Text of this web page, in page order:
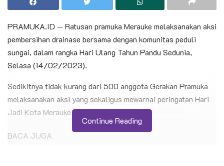
PRAMUKA.ID — Ratusan pramuka Merauke melaksanakan aksi
pembersihan drainase bersama dengan komunitas peduli
sungai, dalam rangka Hari Ulang Tahun Pandu Sedunia,
Selasa (14/02/2023).
Sedikitnya tidak kurang dari 500 anggota Gerakan Pramuka
melaksanakan aksi yang sekaligus mewarnai peringatan Hari
Jadi Kota Merauke ke-121.
BACA JUGA
Continue Reading